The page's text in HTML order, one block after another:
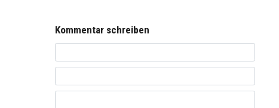
Kommentar schreiben